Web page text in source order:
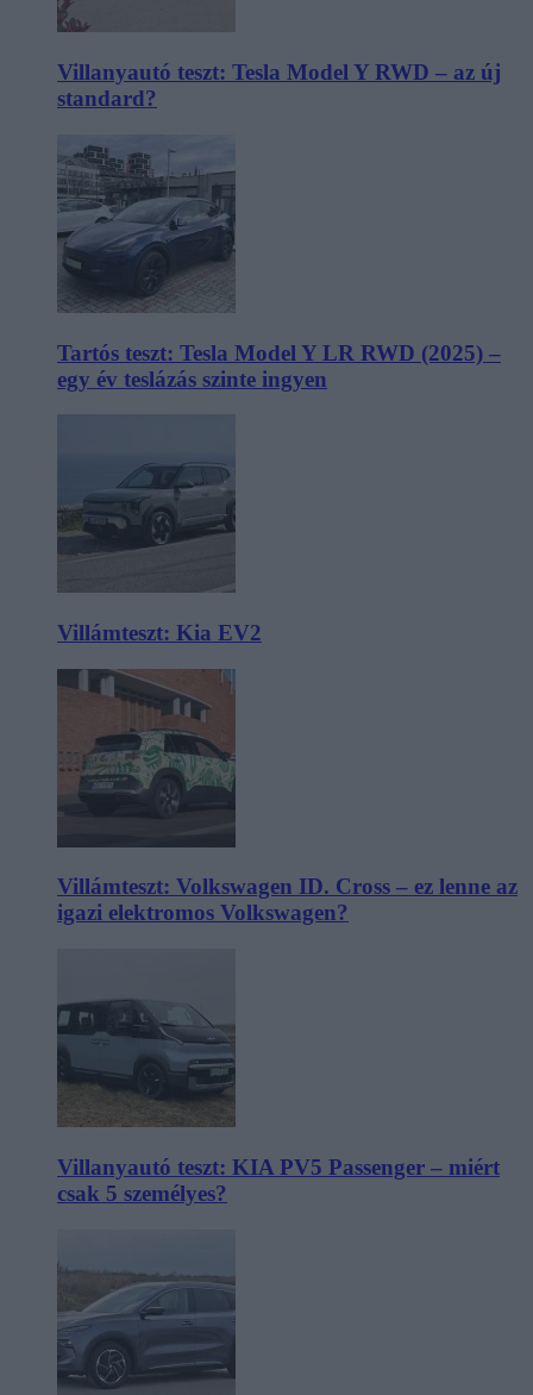
Villanyautó teszt: Tesla Model Y RWD – az új
standard?
Tartós teszt: Tesla Model Y LR RWD (2025) –
egy év teslázás szinte ingyen
Villámteszt: Kia EV2
Villámteszt: Volkswagen ID. Cross – ez lenne az
igazi elektromos Volkswagen?
Villanyautó teszt: KIA PV5 Passenger – miért
csak 5 személyes?